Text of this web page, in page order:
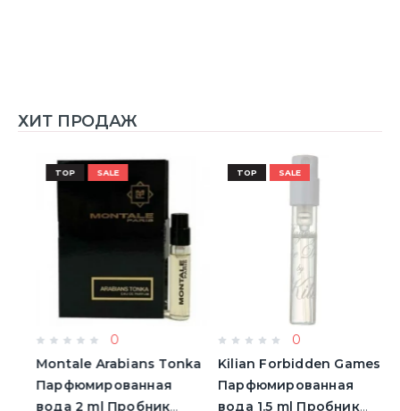
ХИТ ПРОДАЖ
TOP SALE
0
Montale Arabians Tonka
Парфюмированная
вода 2 ml Пробник
TOP SALE
0
Kilian Forbidden Games
Парфюмированная
вода 1.5 ml Пробник